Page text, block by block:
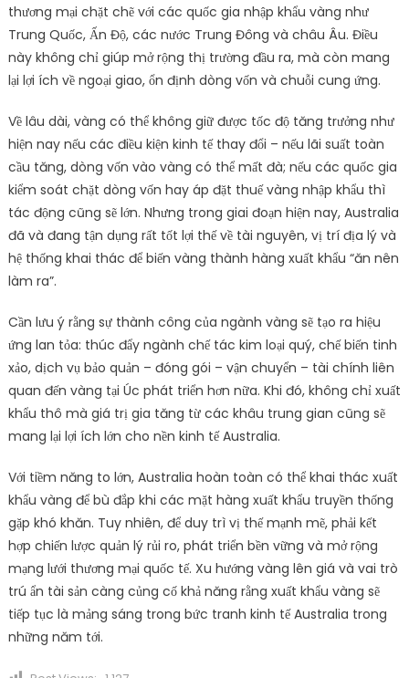
thương mại chặt chẽ với các quốc gia nhập khẩu vàng như
Trung Quốc, Ấn Độ, các nước Trung Đông và châu Âu. Điều
này không chỉ giúp mở rộng thị trường đầu ra, mà còn mang
lại lợi ích về ngoại giao, ổn định dòng vốn và chuỗi cung ứng.
Về lâu dài, vàng có thể không giữ được tốc độ tăng trưởng như
hiện nay nếu các điều kiện kinh tế thay đổi – nếu lãi suất toàn
cầu tăng, dòng vốn vào vàng có thể mất đà; nếu các quốc gia
kiểm soát chặt dòng vốn hay áp đặt thuế vàng nhập khẩu thì
tác động cũng sẽ lớn. Nhưng trong giai đoạn hiện nay, Australia
đã và đang tận dụng rất tốt lợi thế về tài nguyên, vị trí địa lý và
hệ thống khai thác để biến vàng thành hàng xuất khẩu “ăn nên
làm ra”.
Cần lưu ý rằng sự thành công của ngành vàng sẽ tạo ra hiệu
ứng lan tỏa: thúc đẩy ngành chế tác kim loại quý, chế biến tinh
xảo, dịch vụ bảo quản – đóng gói – vận chuyển – tài chính liên
quan đến vàng tại Úc phát triển hơn nữa. Khi đó, không chỉ xuất
khẩu thô mà giá trị gia tăng từ các khâu trung gian cũng sẽ
mang lại lợi ích lớn cho nền kinh tế Australia.
Với tiềm năng to lớn, Australia hoàn toàn có thể khai thác xuất
khẩu vàng để bù đắp khi các mặt hàng xuất khẩu truyền thống
gặp khó khăn. Tuy nhiên, để duy trì vị thế mạnh mẽ, phải kết
hợp chiến lược quản lý rủi ro, phát triển bền vững và mở rộng
mạng lưới thương mại quốc tế. Xu hướng vàng lên giá và vai trò
trú ẩn tài sản càng củng cố khả năng rằng xuất khẩu vàng sẽ
tiếp tục là mảng sáng trong bức tranh kinh tế Australia trong
những năm tới.